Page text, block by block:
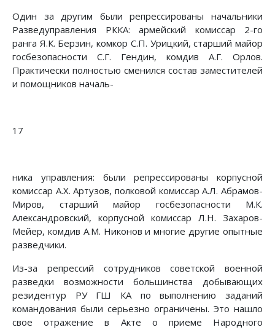
Один за другим были репрессированы начальники
Разведуправления РККА: армейский комиссар 2-го
ранга Я.К. Берзин, комкор С.П. Урицкий, старший майор
госбезопасности С.Г. Гендин, комдив А.Г. Орлов.
Практически полностью сменился состав заместителей
и помощников началь-
17
ника управления: были репрессированы корпусной
комиссар А.Х. Артузов, полковой комиссар А.Л. Абрамов-
Миров, старший майор госбезопасности М.К.
Александровский, корпусной комиссар Л.Н. Захаров-
Мейер, комдив А.М. Никонов и многие другие опытные
разведчики.
Из-за репрессий сотрудников советской военной
разведки возможности большинства добывающих
резидентур РУ ГШ КА по выполнению заданий
командования были серьезно ограничены. Это нашло
свое отражение в Акте о приеме Народного